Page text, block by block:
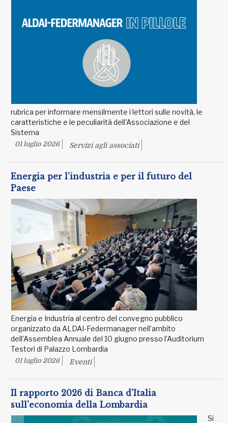
rubrica per informare mensilmente i lettori sulle novità, le
caratteristiche e le peculiarità dell'Associazione e del
Sistema
01 luglio 2026 Servizi agli associati
Energia per l’industria e per il futuro del
Paese
Energia e Industria al centro del convegno pubblico
organizzato da ALDAI-Federmanager nell’ambito
dell’Assemblea Annuale del 10 giugno presso l’Auditorium
Testori di Palazzo Lombardia
01 luglio 2026 Eventi
Il rapporto 2026 di Banca d’Italia
sull’economia della Lombardia
Si